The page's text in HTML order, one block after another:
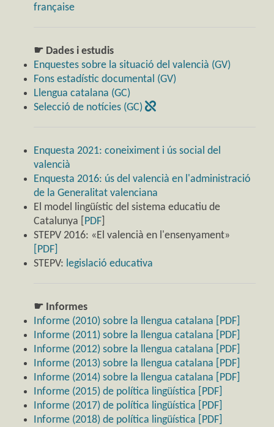
française
☛ Dades i estudis
Enquestes sobre la situació del valencià (GV)
Fons estadístic documental (GV)
Llengua catalana (GC)
Selecció de notícies (GC)
Enquesta 2021: coneiximent i ús social del
valencià
Enquesta 2016: ús del valencià en l'administració
de la Generalitat valenciana
El model lingüístic del sistema educatiu de
Catalunya [
PDF
STEPV 2016: «El valencià en l'ensenyament»
[PDF]
STEPV: legislació educativa
☛ Informes
Informe (2010) sobre la llengua catalana [PDF]
Informe (2011) sobre la llengua catalana [PDF]
Informe (2012) sobre la llengua catalana [PDF]
Informe (2013) sobre la llengua catalana [PDF]
Informe (2014) sobre la llengua catalana [PDF]
Informe (2015) de política lingüística [PDF]
Informe (2017) de política lingüística [PDF]
Informe (2018) de política lingüística [PDF]